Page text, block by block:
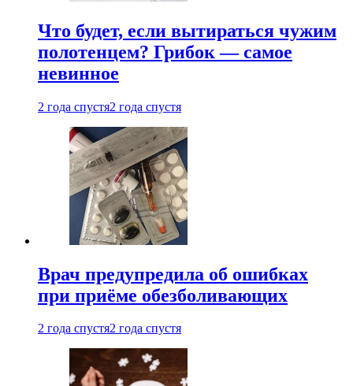
Что будет, если вытираться чужим
полотенцем? Грибок — самое
невинное
2 года спустя2 года спустя
Врач предупредила об ошибках
при приëме обезболивающих
2 года спустя2 года спустя